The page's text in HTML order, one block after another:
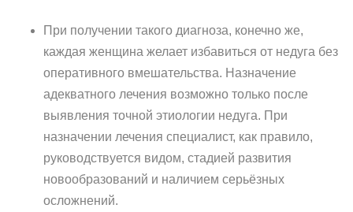
При получении такого диагноза, конечно же,
каждая женщина желает избавиться от недуга без
оперативного вмешательства. Назначение
адекватного лечения возможно только после
выявления точной этиологии недуга. При
назначении лечения специалист, как правило,
руководствуется видом, стадией развития
новообразований и наличием серьёзных
осложнений.